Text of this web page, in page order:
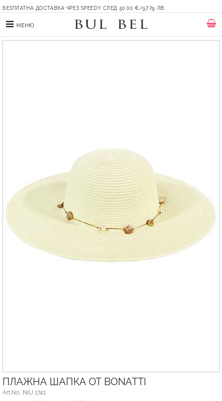
БЕЗПЛАТНА ДОСТАВКА ЧРЕЗ SPEEDY СЛЕД 50.00 €/97.79 ЛВ.
МЕНЮ
ПЛАЖНА ШАПКА ОТ BONATTI
Art.No.: NIU 1741